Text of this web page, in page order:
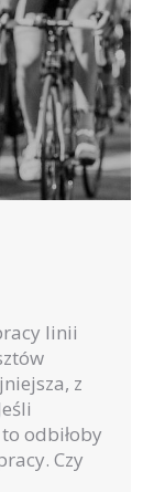
linii
z
odbiłoby
Czy